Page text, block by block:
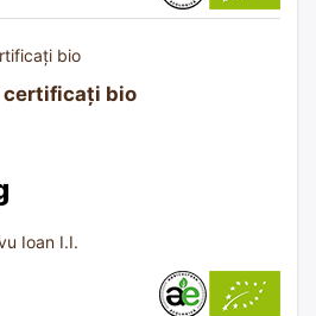
certificați bio
Ioan I.I.